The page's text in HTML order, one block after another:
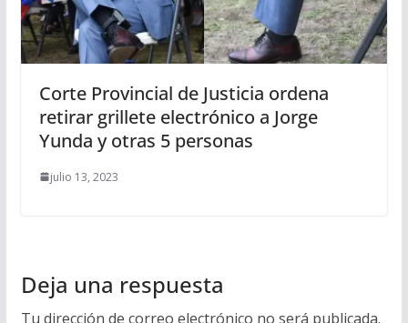
Corte Provincial de Justicia ordena
retirar grillete electrónico a Jorge
Yunda y otras 5 personas
julio 13, 2023
Deja una respuesta
Tu dirección de correo electrónico no será publicada.